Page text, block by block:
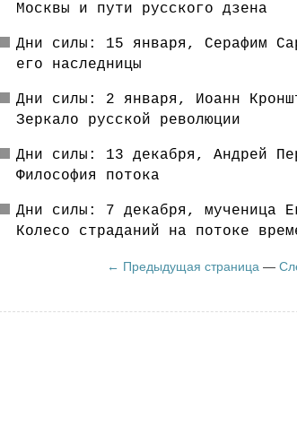
Москвы и пути русского дзена
Дни силы: 15 января, Серафим
его наследницы
Дни силы: 2 января, Иоанн
Зеркало русской революции
Дни силы: 13 декабря, Андрей
Философия потока
Дни силы: 7 декабря, мученица
Колесо страданий на потоке
← Предыдущая страница —